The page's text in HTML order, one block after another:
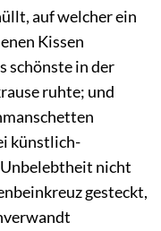
auf welcher ein
Kissen
schönste in der
ruhte; und
künstlich-
nicht
gesteckt,